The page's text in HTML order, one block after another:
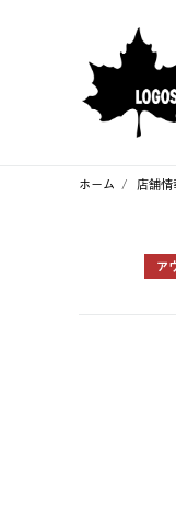
ホーム 店舗情
ア